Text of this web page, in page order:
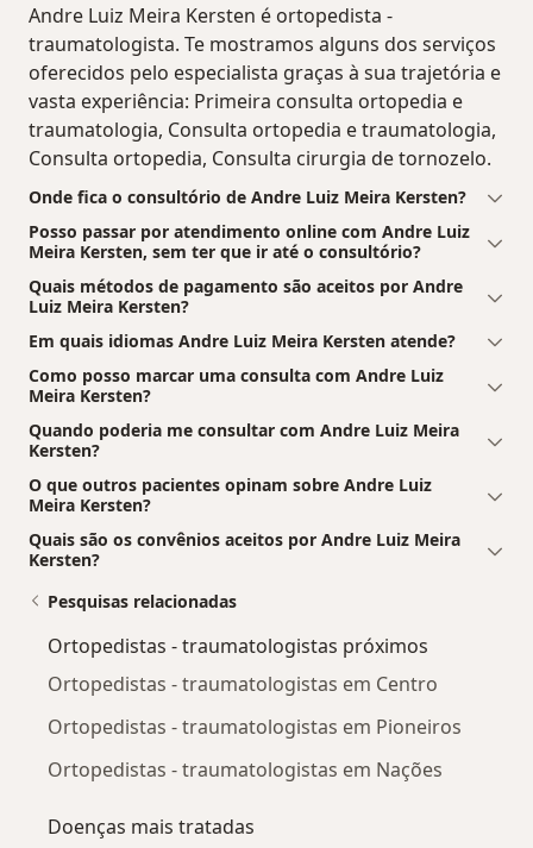
Andre Luiz Meira Kersten é ortopedista -
traumatologista. Te mostramos alguns dos serviços
oferecidos pelo especialista graças à sua trajetória e
vasta experiência: Primeira consulta ortopedia e
traumatologia, Consulta ortopedia e traumatologia,
Consulta ortopedia, Consulta cirurgia de tornozelo.
Onde fica o consultório de Andre Luiz Meira Kersten?
Posso passar por atendimento online com Andre Luiz
Meira Kersten, sem ter que ir até o consultório?
Quais métodos de pagamento são aceitos por Andre
Luiz Meira Kersten?
Em quais idiomas Andre Luiz Meira Kersten atende?
Como posso marcar uma consulta com Andre Luiz
Meira Kersten?
Quando poderia me consultar com Andre Luiz Meira
Kersten?
O que outros pacientes opinam sobre Andre Luiz
Meira Kersten?
Quais são os convênios aceitos por Andre Luiz Meira
Kersten?
Pesquisas relacionadas
Ortopedistas - traumatologistas próximos
Ortopedistas - traumatologistas em Centro
Ortopedistas - traumatologistas em Pioneiros
Ortopedistas - traumatologistas em Nações
Doenças mais tratadas